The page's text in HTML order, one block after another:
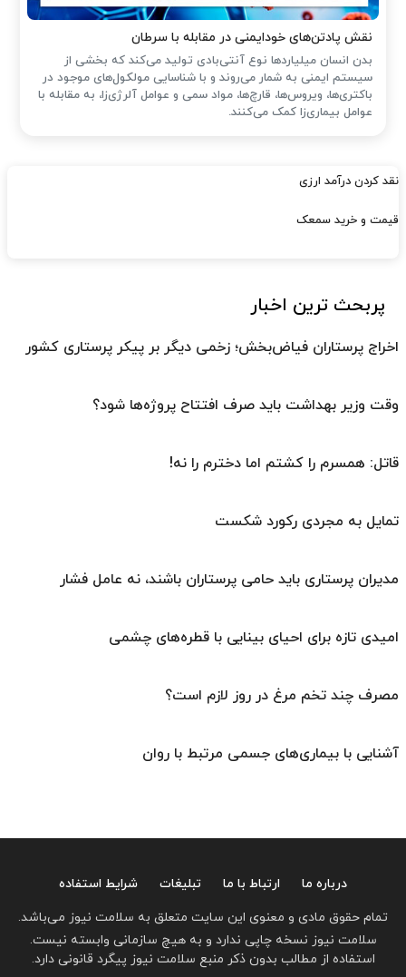
نقش پادتن‌های خودایمنی در مقابله با سرطان
بدن انسان میلیاردها نوع آنتی‌بادی تولید می‌کند که بخشی از
سیستم ایمنی به شمار می‌روند و با شناسایی مولکول‌های موجود در
باکتری‌ها، ویروس‌ها، قارچ‌ها، مواد سمی و عوامل آلرژی‌زا، به مقابله با
عوامل بیماری‌زا کمک می‌کنند.
نقد کردن درآمد ارزی
قیمت و خرید سمعک
پربحث ترین اخبار
اخراج پرستاران فیاض‌بخش؛ زخمی دیگر بر پیکر پرستاری کشور
وقت وزیر بهداشت باید صرف افتتاح پروژه‌ها شود؟
قاتل: همسرم را کشتم اما دخترم را نه!
تمایل به مجردی رکورد شکست
مدیران پرستاری باید حامی پرستاران باشند، نه عامل فشار
امیدی تازه برای احیای بینایی با قطره‌های چشمی
مصرف چند تخم مرغ در روز لازم است؟
آشنایی با بیماری‌های جسمی مرتبط با روان
درباره ما ارتباط با ما تبلیغات
شرایط استفاده
تمام حقوق مادی و معنوی این سایت متعلق به سلامت نیوز می‌باشد.
سلامت نیوز نسخه چاپی ندارد و به هیچ سازمانی وابسته نیست.
استفاده از مطالب بدون ذکر منبع سلامت نیوز پیگرد قانونی دارد.